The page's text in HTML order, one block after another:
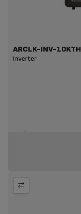
ARCLK-INV-10KTH
Inverter